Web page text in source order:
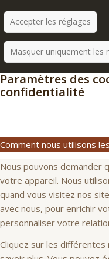
Accepter les réglages
Masquer uniquement les
Paramètres des
confidentialité
Comment nous utilisons
Nous pouvons demander
votre appareil. Nous
quand vous visitez nos
avec nous, pour enrichir
personnaliser votre
Cliquez sur les